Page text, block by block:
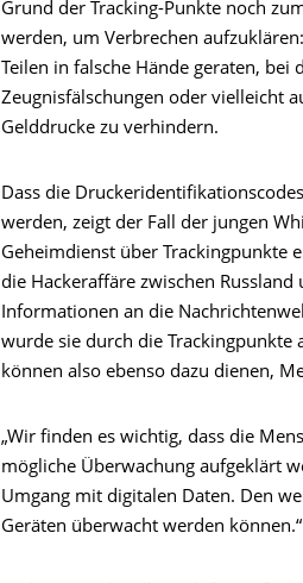
Grund der Tracking-Punkte noch
werden, um Verbrechen
Teilen in falsche Hände geraten,
Zeugnisfälschungen oder vielleicht
Gelddrucke zu verhindern.
Dass die
werden, zeigt der Fall der jungen
Geheimdienst über Trackingpunkte
die Hackeraffäre zwischen
Informationen an die
wurde sie durch die
können also ebenso dazu dienen,
„Wir finden es wichtig, dass die
mögliche Überwachung aufgeklärt
Umgang mit digitalen Daten. Den
Geräten überwacht werden können.“